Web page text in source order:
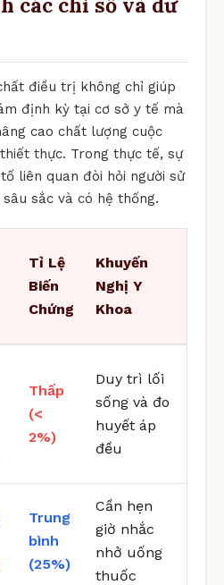
điều trị không chỉ giúp
định kỳ tại cơ sở y tế mà
cao chất lượng cuộc
thực. Trong thực tế, sự
liên quan đòi hỏi người sử
sắc và có hệ thống.
Tỉ Lệ
Biến
Chứng
Khuyến
Nghị Y
Khoa
Thấp
(<
2%)
Duy trì lối
sống và đo
huyết áp
đều
Trung
bình
(25%)
Cần hẹn
giờ nhắc
nhở uống
thuốc